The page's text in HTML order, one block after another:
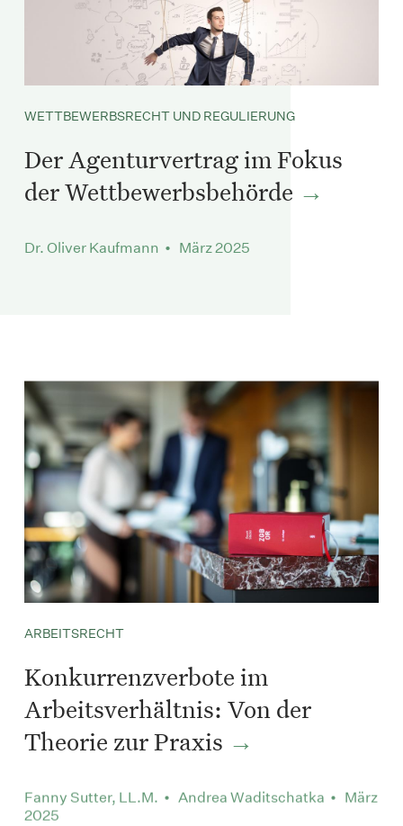
WETTBEWERBSRECHT UND REGULIERUNG
Der Agenturvertrag im Fokus
der Wettbewerbsbehörde
Dr. Oliver Kaufmann • März 2025
ARBEITSRECHT
Konkurrenzverbote im
Arbeitsverhältnis: Von der
Theorie zur Praxis
Fanny Sutter, LL.M. • Andrea Waditschatka • März
2025